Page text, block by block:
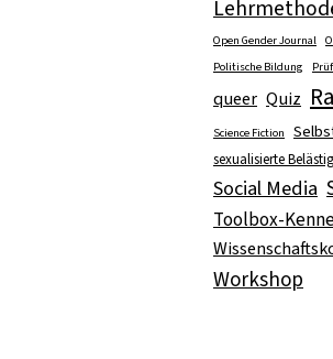
Open Gender Journal
Politische Bildung
queer Quiz
Science Fiction
sexualisierte
Social Media
Toolbox-
Workshop